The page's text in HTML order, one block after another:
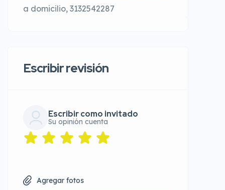
a domicilio, 3132542287
Escribir revisión
Escribir como invitado
Su opinión cuenta
Agregar fotos